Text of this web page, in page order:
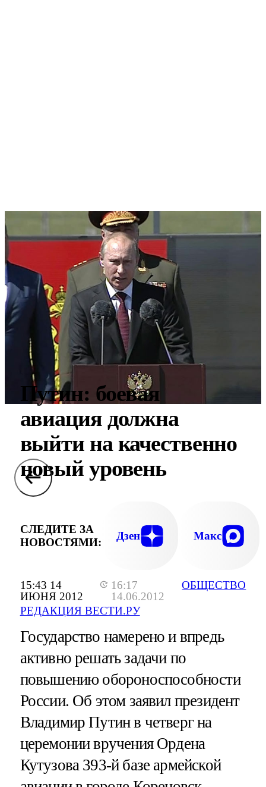
15:43 14
ИЮНЯ 2012
16:17
14.06.2012
РЕДАКЦИЯ ВЕСТИ.РУ
ОБЩЕСТВО
Путин: боевая
авиация должна
выйти на качественно
новый уровень
СЛЕДИТЕ ЗА
НОВОСТЯМИ:
Дзен Макс
Государство намерено и впредь
активно решать задачи по
повышению обороноспособности
России. Об этом заявил президент
Владимир Путин в четверг на
церемонии вручения Ордена
Кутузова 393-й базе армейской